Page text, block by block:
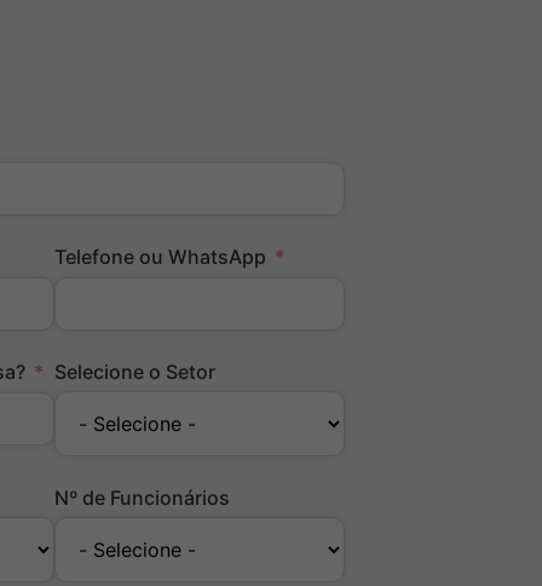
Telefone ou WhatsApp
Selecione o Setor
Nº de Funcionários